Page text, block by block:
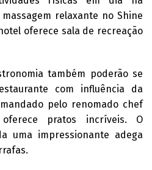
relaxante no Shine
oferece sala de recreação
também poderão se
com influência da
pelo renomado chef
pratos incríveis. O
uma impressionante adega